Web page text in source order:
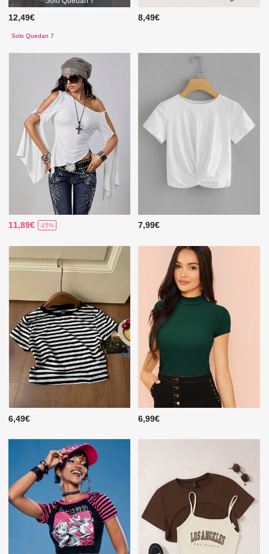
12,49€
Solo Quedan 7
8,49€
11,89€ -15% 7,99€
6,49€ 6,99€